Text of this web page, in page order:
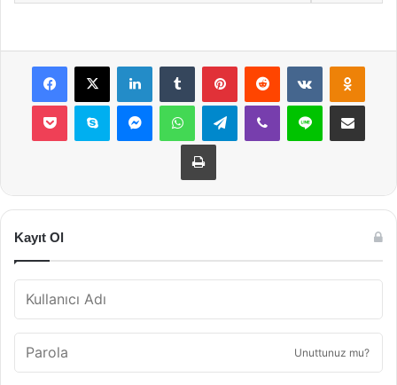
Facebook
X LinkedInTumblr PinterestReddit VKontakte
Pocket Skype MessengerWhatsAppTelegramViber Line E-Posta ile
Yazdır
Kayıt Ol
Unuttunuz mu?